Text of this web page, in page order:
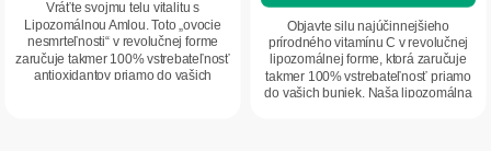
hviezdičiek.
Vráťte svojmu telu vitalitu s
Lipozomálnou Amlou. Toto „ovocie
nesmrteľnosti“ v revolučnej forme
zaručuje takmer 100% vstrebateľnosť
antioxidantov priamo do vašich
Objavte silu najúčinnejšieho
prírodného vitamínu C v revolučnej
lipozomálnej forme, ktorá zaručuje
takmer 100% vstrebateľnosť priamo
do vašich buniek. Naša lipozomálna